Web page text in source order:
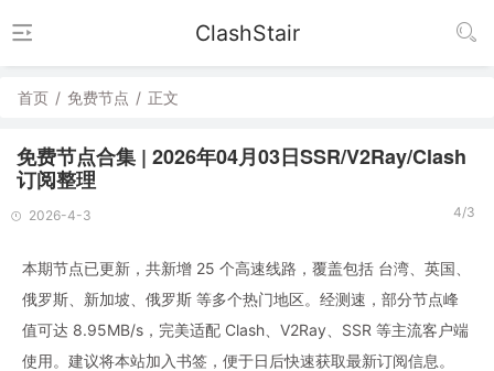
ClashStair
首页 / 免费节点 / 正文
免费节点合集 | 2026年04月03日SSR/V2Ray/Clash
订阅整理
2026-4-3 4/3
本期节点已更新，共新增 25 个高速线路，覆盖包括 台湾、英国、
俄罗斯、新加坡、俄罗斯 等多个热门地区。经测速，部分节点峰
值可达 8.95MB/s，完美适配 Clash、V2Ray、SSR 等主流客户端
使用。建议将本站加入书签，便于日后快速获取最新订阅信息。